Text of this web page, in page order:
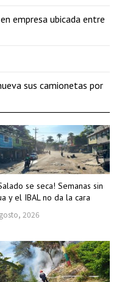
se seca! Semanas sin
y el IBAL no da la cara
2026
empresa ubicada entre
sus camionetas por